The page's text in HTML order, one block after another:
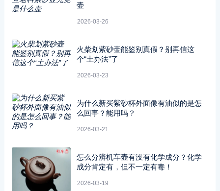
壶
2026-03-26
火柴划紫砂壶能鉴别真假？别再信这
个“土办法”了
2026-03-23
为什么新买紫砂杯外面像有油似的是怎
么回事？能用吗？
2026-03-21
怎么分辨机车壶有没有化学成分？化学
成分肯定有，但不一定有毒！
2026-03-19